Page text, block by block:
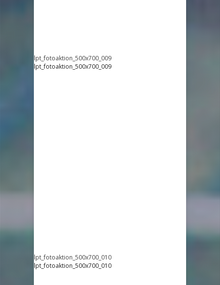
lpt_fotoaktion_500x700_009
lpt_fotoaktion_500x700_009
lpt_fotoaktion_500x700_010
lpt_fotoaktion_500x700_010